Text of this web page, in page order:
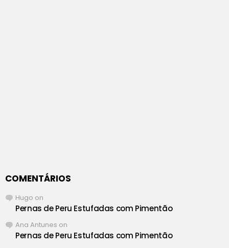
COMENTÁRIOS
Hugo on
Pernas de Peru Estufadas com Pimentão
Ana Antunes on
Pernas de Peru Estufadas com Pimentão